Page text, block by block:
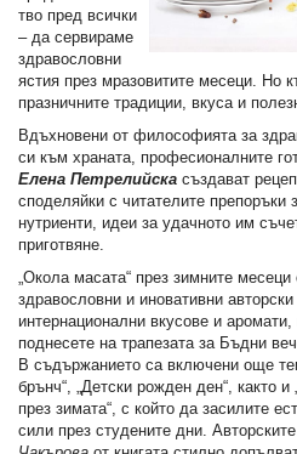
тво пред всички
– да сервираме
здравословни
ястия през мразовитите месеци. Но
празничните традиции, вкуса и
Вдъхновени от философията за
си към храната, професионалните
Елена Петрелийска създават
споделяйки с читателите препоръки
нутриенти, идеи за удачното им
приготвяне.
„Окола масата“ през зимните
здравословни и иновативни
интернационални вкусове и
поднесете на трапезата за Бъдни
В съдържанието са включени още
брънч“, „Детски рожден ден“, както
през зимата“, с който да засилите
сили през студените дни.